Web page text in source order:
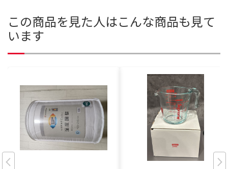
この商品を見た人はこんな商品も見て
います